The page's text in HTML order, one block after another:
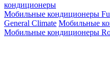
кондиционеры
Мобильные кондиционеры
General Climate Мобильные
Мобильные кондиционеры